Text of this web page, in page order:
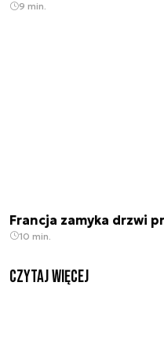
9 min.
Francja zamyka drzwi
10 min.
czytaj więcej